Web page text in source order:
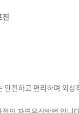
진
안전하고 편리하며 외상